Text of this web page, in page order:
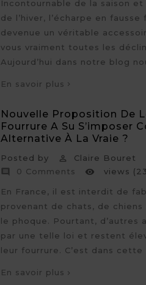
Incontournable de la saison
de l’hiver, l’écharpe en
devenue un véritable
vous vraiment toutes les
Aujourd’hui dans notre blog
En savoir plus
Nouvelle Proposition De
Fourrure A Su S’imposer
Alternative À La Vraie ?
Posted by  Claire Bouret

0 Comments  views
En France, il est interdit de
provenant de chats, de
le phoque. Pourtant, d’autres
par une telle loi et restent
leur fourrure. C’est dans cette
En savoir plus